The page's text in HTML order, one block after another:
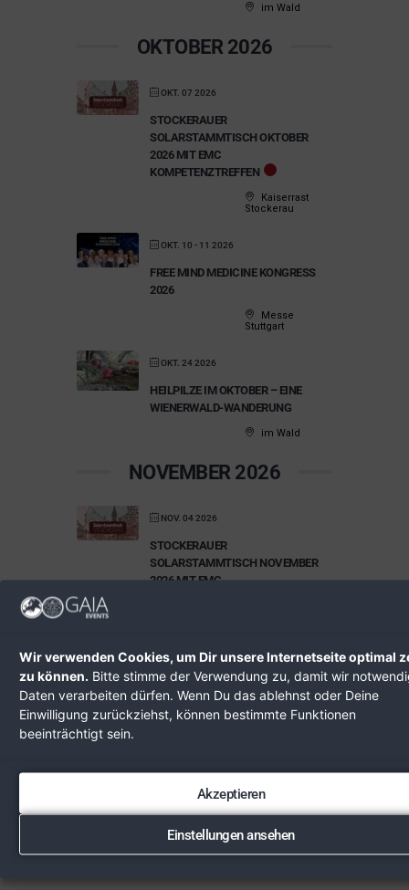
Wir verwenden Cookies, um Dir unsere Internetseite optimal
zu können. Bitte stimme der Verwendung zu, damit wir
Daten verarbeiten dürfen. Wenn Du das ablehnst oder Deine
Einwilligung zurückziehst, können bestimmte Funktionen
beeinträchtigt sein.
Akzeptieren
Einstellungen ansehen
im Wald
OKTOBER 2026
OKT. 07 2026
STOCKERAUER
SOLARSTAMMTISCH OKTOBER
2026 MIT EMC
KOMPETENZTREFFEN
Kaiserrast
Stockerau
OKT. 10 - 11 2026
FREE MIND MEDICINE KONGRESS
2026
Messe
Stuttgart
OKT. 24 2026
HEILPILZE IM OKTOBER – EINE
WIENERWALD-WANDERUNG
im Wald
NOVEMBER 2026
NOV. 04 2026
STOCKERAUER
SOLARSTAMMTISCH NOVEMBER
2026 MIT EMC
NOV. 21 2026
HEILPILZE IM NOVEMBER – EINE
WIENERWALD-WANDERUNG
DEZEMBER 2026
HEILPILZE IM DEZEMBER – EINE